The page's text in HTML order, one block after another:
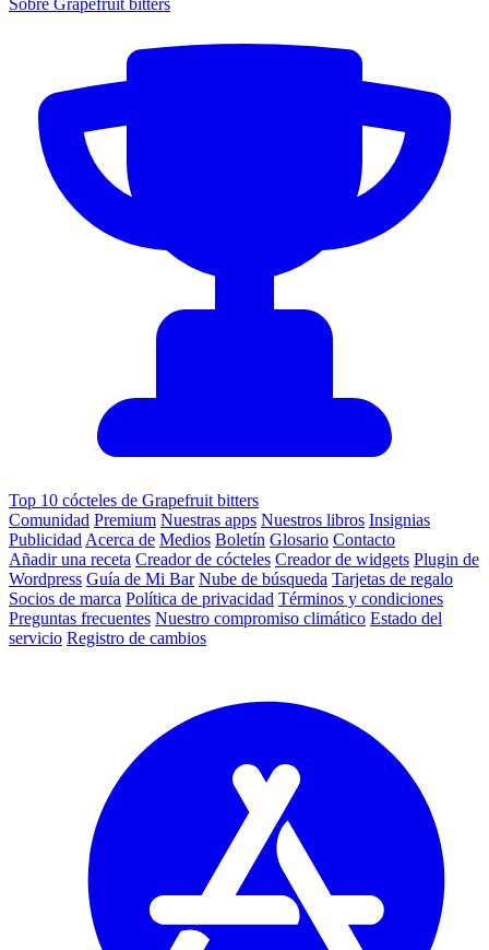
Sobre Grapefruit bitters
Top 10 cócteles de Grapefruit bitters
Comunidad Premium Nuestras apps Nuestros libros Insignias
Publicidad Acerca de Medios Boletín Glosario Contacto
Añadir una receta Creador de cócteles Creador de widgets Plugin de
Wordpress Guía de Mi Bar Nube de búsqueda Tarjetas de regalo
Socios de marca Política de privacidad Términos y condiciones
Preguntas frecuentes Nuestro compromiso climático Estado del
servicio Registro de cambios